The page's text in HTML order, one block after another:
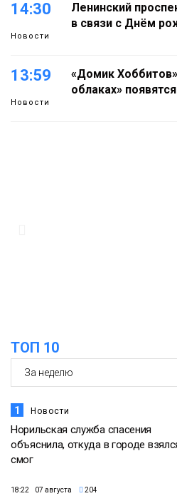
14:30
Новости
Ленинский
в связи с Днём
13:59
Новости
«Домик
облаках»
ТОП 10
1 Новости
Норильская служба спасения
объяснила, откуда в городе
смог
18:22 07 августа 204